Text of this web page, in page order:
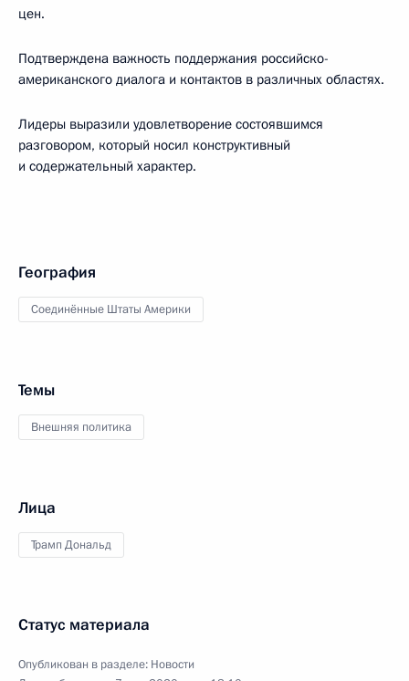
цен.
Подтверждена важность поддержания российско-
американского диалога и контактов в различных областях.
Лидеры выразили удовлетворение состоявшимся
разговором, который носил конструктивный
и содержательный характер.
География
Соединённые Штаты Америки
Темы
Внешняя политика
Лица
Трамп Дональд
Статус материала
Опубликован в разделе: Новости